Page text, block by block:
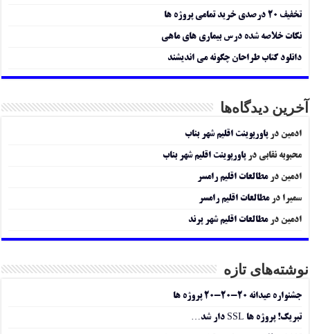
تخفیف ۲۰ درصدی خرید تمامی پروژه ها
نکات خلاصه شده درس بیماری های ماهی
دانلود کتاب طراحان چگونه می اندیشند
آخرین دیدگاه‌ها
ادمین درپاورپوینت اقلیم شهر بناب
محبوبه نقابی درپاورپوینت اقلیم شهر بناب
ادمین درمطالعات اقلیم رامسر
سمیرا درمطالعات اقلیم رامسر
ادمین درمطالعات اقلیم شهر پرند
نوشته‌های تازه
جشنواره عیدانه ۲۰-۲۰-۲۰ پروژه ها
تبریک! پروژه ها SSL دار شد…